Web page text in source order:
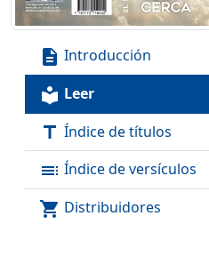
description Introducción
local_library Leer
title Índice de títulos
toc Índice de versículos
shopping_cart Distribuidores